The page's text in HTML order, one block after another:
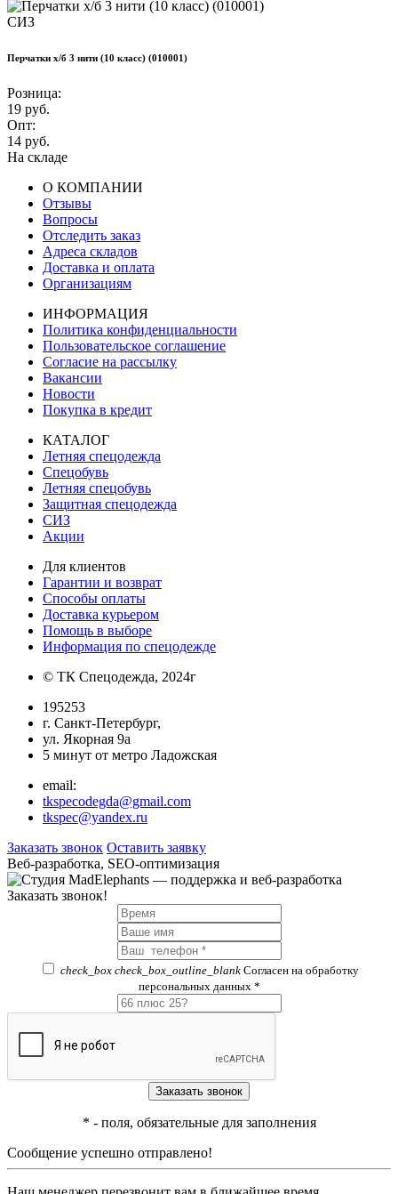
СИЗ
Перчатки х/б 3 нити (10 класс) (010001)
Розница:
19 руб.
Опт:
14 руб.
На складе
О КОМПАНИИ
Отзывы
Вопросы
Отследить заказ
Адреса складов
Доставка и оплата
Организациям
ИНФОРМАЦИЯ
Политика конфиденциальности
Пользовательское соглашение
Согласие на рассылку
Вакансии
Новости
Покупка в кредит
КАТАЛОГ
Летняя спецодежда
Спецобувь
Летняя спецобувь
Защитная спецодежда
СИЗ
Акции
Для клиентов
Гарантии и возврат
Способы оплаты
Доставка курьером
Помощь в выборе
Информация по спецодежде
© ТК Спецодежда, 2024г
195253
г. Санкт-Петербург,
ул. Якорная 9а
5 минут от метро Ладожская
email:
tkspecodegda@gmail.com
tkspec@yandex.ru
Заказать звонок Оставить заявку
Веб-разработка, SEO-оптимизация
Заказать звонок!
check_box check_box_outline_blank Согласен на обработку
персональных данных *
* - поля, обязательные для заполнения
Сообщение успешно отправлено!